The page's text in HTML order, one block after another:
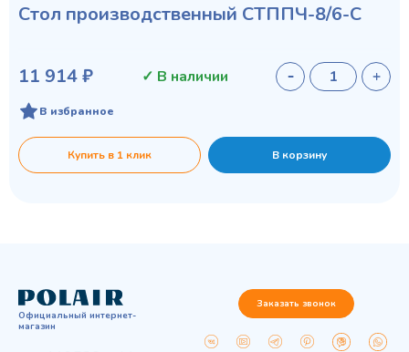
Стол производственный СТППЧ-8/6-С
11 914 ₽ ✓ В наличии
В избранное
Купить в 1 клик В корзину
Официальный интернет-
магазин
Заказать звонок